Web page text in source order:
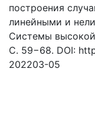
построения
линейными и
Системы
С. 59−68. DOI:
202203-05